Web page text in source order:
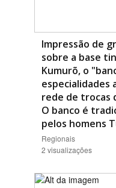
Impressão de
sobre a base
Kumurõ, o
especialidades
rede de trocas
O banco é
pelos homens
Regionais
2 visualizações